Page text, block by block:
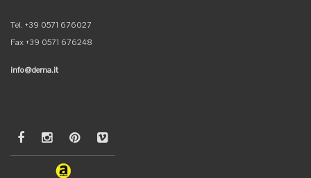
Tel. +39 0571 676027
Fax +39 0571 676248
info@dema.it